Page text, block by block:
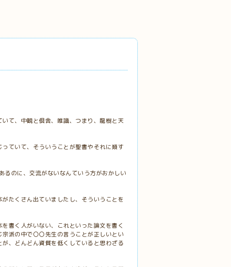
て、中観と倶舎、唯識、つまり、龍樹と天
ていて、そういうことが聖書やそれに類す
るのに、交流がないなんていう方がおかしい
たくさん出ていましたし、そういうことを
書く人がいない、これといった論文を書く
派の中で〇〇先生の言うことが正しいとい
、どんどん資質を低くしていると思わざる